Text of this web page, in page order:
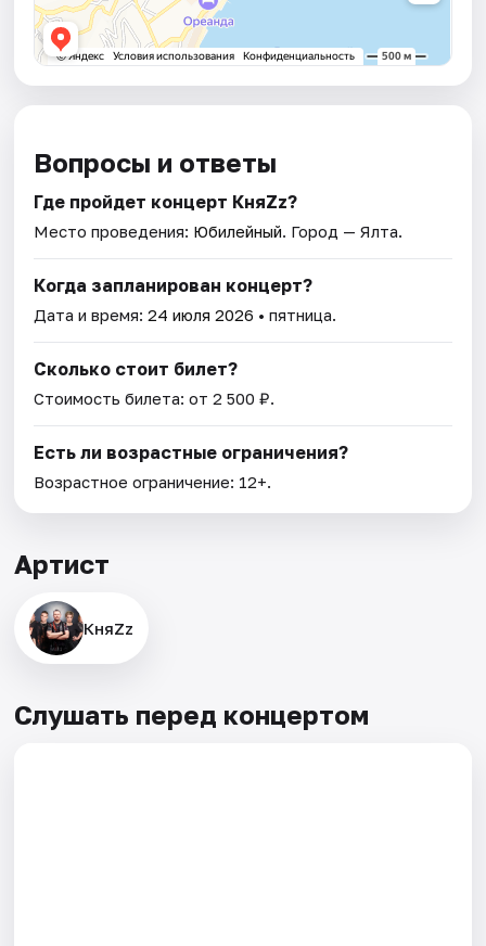
Вопросы и ответы
Где пройдет концерт КняZz?
Место проведения: Юбилейный . Город — Ялта.
Когда запланирован концерт?
Дата и время:24 июля 2026 • пятница.
Сколько стоит билет?
Стоимость билета: от 2 500 ₽.
Есть ли возрастные ограничения?
Возрастное ограничение: 12+.
Артист
КняZz
Слушать перед концертом